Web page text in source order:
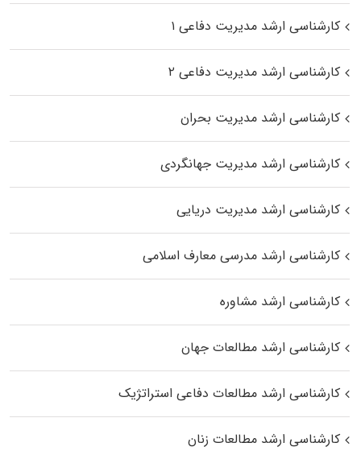
کارشناسی ارشد مدیریت دفاعی ۱
کارشناسی ارشد مدیریت دفاعی ۲
کارشناسی ارشد مدیریت بحران
کارشناسی ارشد مدیریت جهانگردی
کارشناسی ارشد مدیریت دریایی
کارشناسی ارشد مدرسی معارف اسلامی
کارشناسی ارشد مشاوره
کارشناسی ارشد مطالعات جهان
کارشناسی ارشد مطالعات دفاعی استراتژیک
کارشناسی ارشد مطالعات زنان